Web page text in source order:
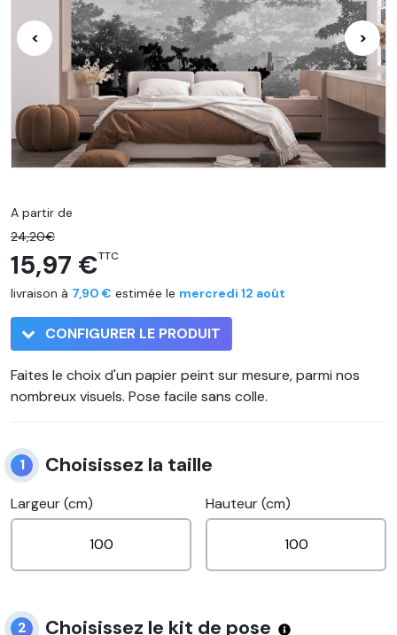
< >
A partir de
24,20€
15,97 €TTC
livraison à 7,90 € estimée le mercredi 12 août
CONFIGURER LE PRODUIT
Faites le choix d'un papier peint sur mesure, parmi nos
nombreux visuels. Pose facile sans colle.
1 Choisissez la taille
Largeur (cm) Hauteur (cm)
2 Choisissez le kit de pose